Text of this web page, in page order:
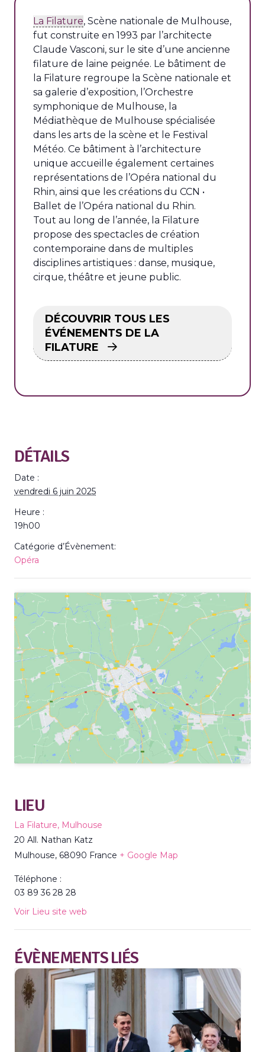
La Filature, Scène nationale de Mulhouse,
fut construite en 1993 par l’architecte
Claude Vasconi, sur le site d’une ancienne
filature de laine peignée. Le bâtiment de
la Filature regroupe la Scène nationale et
sa galerie d’exposition, l’Orchestre
symphonique de Mulhouse, la
Médiathèque de Mulhouse spécialisée
dans les arts de la scène et le Festival
Météo. Ce bâtiment à l’architecture
unique accueille également certaines
représentations de l’Opéra national du
Rhin, ainsi que les créations du CCN •
Ballet de l’Opéra national du Rhin.
Tout au long de l’année, la Filature
propose des spectacles de création
contemporaine dans de multiples
disciplines artistiques : danse, musique,
cirque, théâtre et jeune public.
DÉCOUVRIR TOUS LES
ÉVÉNEMENTS DE LA
FILATURE
DÉTAILS
Date :
vendredi 6 juin 2025
Heure :
19h00
Catégorie d’Évènement:
Opéra
LIEU
La Filature, Mulhouse
20 All. Nathan Katz
Mulhouse, 68090 France + Google Map
Téléphone :
03 89 36 28 28
Voir Lieu site web
ÉVÈNEMENTS LIÉS